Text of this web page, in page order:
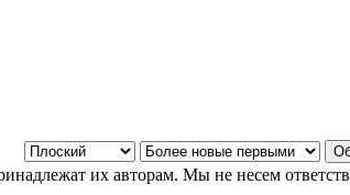
их авторам. Мы не несем